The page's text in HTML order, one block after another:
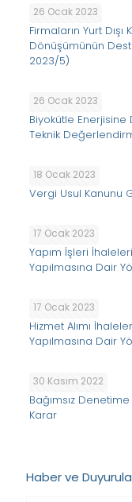
26 Ocak 2023
Firmaların Yurt
Dönüşümünün
2023/5)
26 Ocak 2023
Biyokütle Enerjisine
Teknik
18 Ocak 2023
Vergi Usul Kanunu
17 Ocak 2023
Yapım İşleri
Yapılmasına Dair
17 Ocak 2023
Hizmet Alımı
Yapılmasına Dair
30 Kasım 2022
Bağımsız
Karar
Haber ve